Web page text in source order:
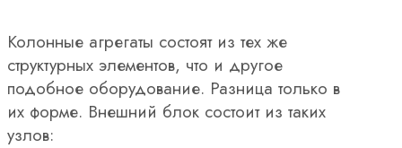
Колонные агрегаты состоят из тех же
структурных элементов, что и другое
подобное оборудование. Разница только в
их форме. Внешний блок состоит из таких
узлов: